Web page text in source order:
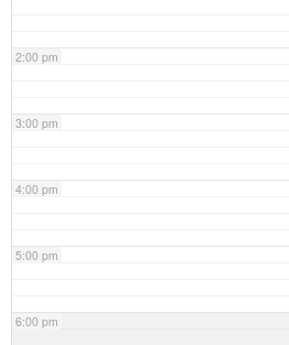
2:00 pm
3:00 pm
4:00 pm
5:00 pm
6:00 pm